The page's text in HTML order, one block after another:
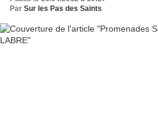
Par Sur les Pas des Saints